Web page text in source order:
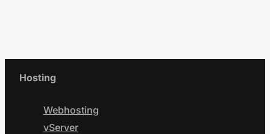
Hosting
Webhosting
vServer